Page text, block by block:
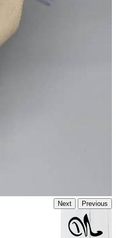
Previous
Next